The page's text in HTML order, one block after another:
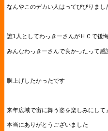
なんやこのデカい人はってびびりまし
誰1人としてわっきーさんがＨＣで後
みんなわっきーさんで良かったって感
胴上げしたかったです
来年広域で宙に舞う姿を楽しみにして
本当にありがとうございました